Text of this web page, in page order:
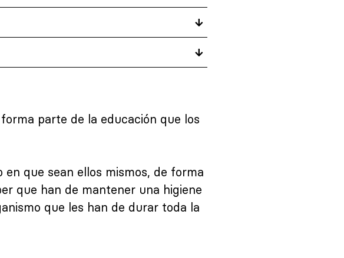
parte de la educación que los
que sean ellos mismos, de forma
que han de mantener una higiene
que les han de durar toda la